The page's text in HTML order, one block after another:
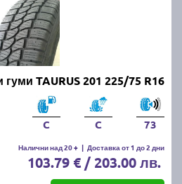
TAURUS 201 225/75 R16
C C 73
Налични над 20 + | Доставка от 1 до 2 дни
103.79 € / 203.00 лв.